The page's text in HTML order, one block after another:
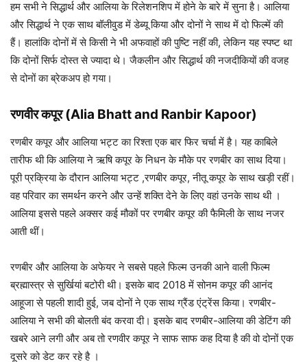
हम सभी ने सिद्धार्थ और आलिया के रिलेशनशिप में होने के बारे में सुना है। आलिया
और सिद्धार्थ ने एक साथ बॉलीवुड में डेब्यू किया और दोनों ने साथ में दो फिल्में की
हैं। हालांकि दोनों में से किसी ने भी अफवाहों की पुष्टि नहीं की, लेकिन यह स्पष्ट था
कि दोनों सिर्फ दोस्त से ज्यादा थे। जैकलीन और सिद्धार्थ की नजदीकियों की वजह
से दोनों का ब्रेकअप हो गया।
रणवीर कपूर (Alia Bhatt and Ranbir Kapoor)
रणबीर कपूर और आलिया भट्ट का रिश्ता एक बार फिर चर्चा में है। यह काबिले
तारीफ थी कि आलिया ने ऋषि कपूर के निधन के मौके पर रणबीर का साथ दिया।
पूरी प्रक्रिया के दौरान आलिया भट्ट ,रणबीर कपूर, नीतू कपूर के साथ खड़ी रहीं।
वह परिवार का समर्थन करने और उन्हें शक्ति देने के लिए वहां उनके साथ थी ।
आलिया इससे पहले अक्सर कई मौकों पर रणबीर कपूर की फैमिली के साथ नजर
आती थीं।
रणबीर और आलिया के अफेयर ने सबसे पहले फिल्म उनकी आने वाली फिल्म
ब्रह्मास्त्र से सुर्खियां बटोरी थी। इसके बाद 2018 में सोनम कपूर की आनंद
आहूजा से पहली शादी हुई, जब दोनों ने एक साथ ग्रैंड एंट्रेंस किया। रणबीर-
आलिया ने सभी की बोलती बंद करवा दी। इसके बाद रणबीर-आलिया की डेटिंग की
खबरे आने लगी और अब तो रणवीर कपूर ने साफ साफ कह दिया है की वो दोनों एक
दूसरे को डेट कर रहे है ।